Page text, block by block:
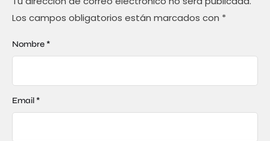
Los campos obligatorios están marcados con *
Nombre *
Email *